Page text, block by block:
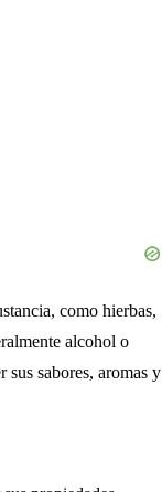
como hierbas,
alcohol o
sus sabores, aromas y